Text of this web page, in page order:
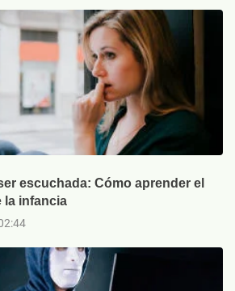
escuchada: Cómo aprender el
la infancia